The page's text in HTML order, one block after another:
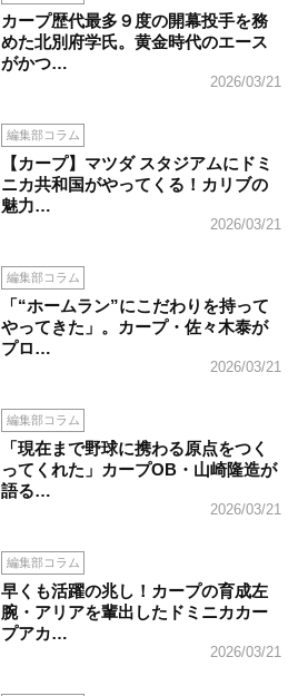
カープ歴代最多９度の開幕投手を務
めた北別府学氏。黄金時代のエース
がかつ…
2026/03/21
編集部コラム
【カープ】マツダ スタジアムにドミ
ニカ共和国がやってくる！カリブの
魅力…
2026/03/21
編集部コラム
「“ホームラン”にこだわりを持って
やってきた」。カープ・佐々木泰が
プロ…
2026/03/21
編集部コラム
「現在まで野球に携わる原点をつく
ってくれた」カープOB・山崎隆造が
語る…
2026/03/21
編集部コラム
早くも活躍の兆し！カープの育成左
腕・アリアを輩出したドミニカカー
プアカ…
2026/03/21